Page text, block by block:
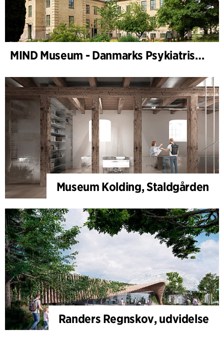
MIND Museum - Danmarks Psykiatriske Museum
Museum Kolding, Staldgården
Randers Regnskov, udvidelse